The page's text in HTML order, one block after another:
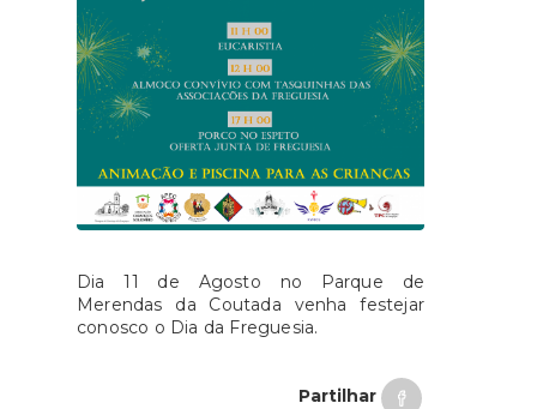
Dia 11 de Agosto no Parque de
Merendas da Coutada venha festejar
conosco o Dia da Freguesia.
Partilhar